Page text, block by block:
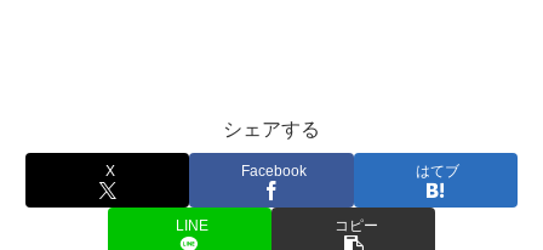
シェアする
X Facebook はてブ
LINE コピー